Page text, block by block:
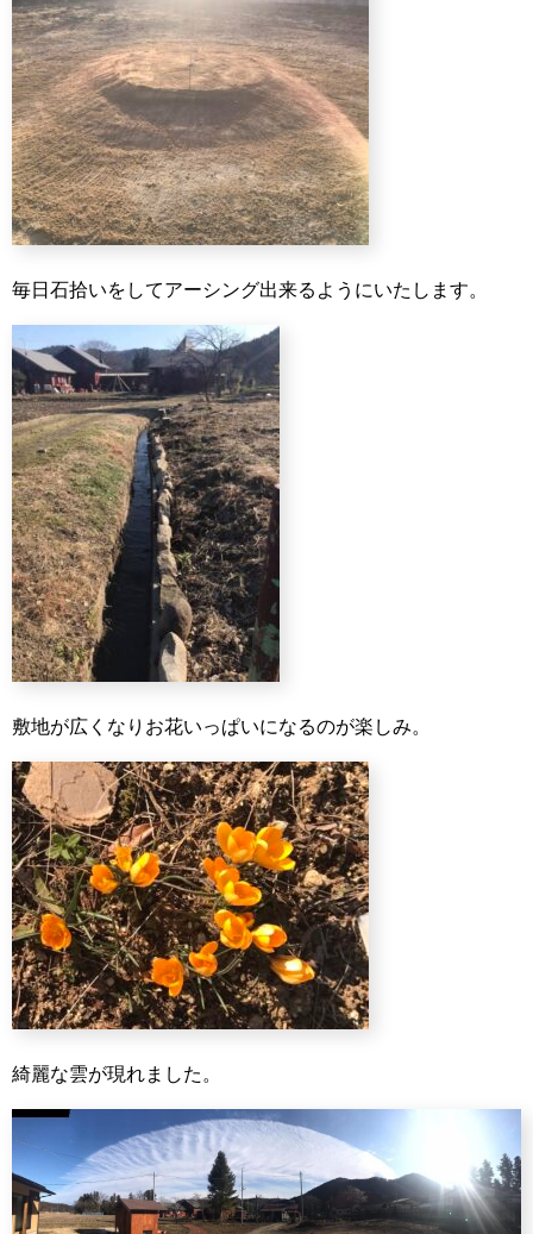
毎日石拾いをしてアーシング出来るようにいたします。
敷地が広くなりお花いっぱいになるのが楽しみ。
綺麗な雲が現れました。